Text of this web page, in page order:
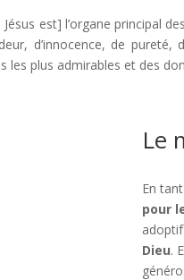
est] l’organe principal
d’innocence, de
les plus admirables et des
Le
En
pour
Dieu.